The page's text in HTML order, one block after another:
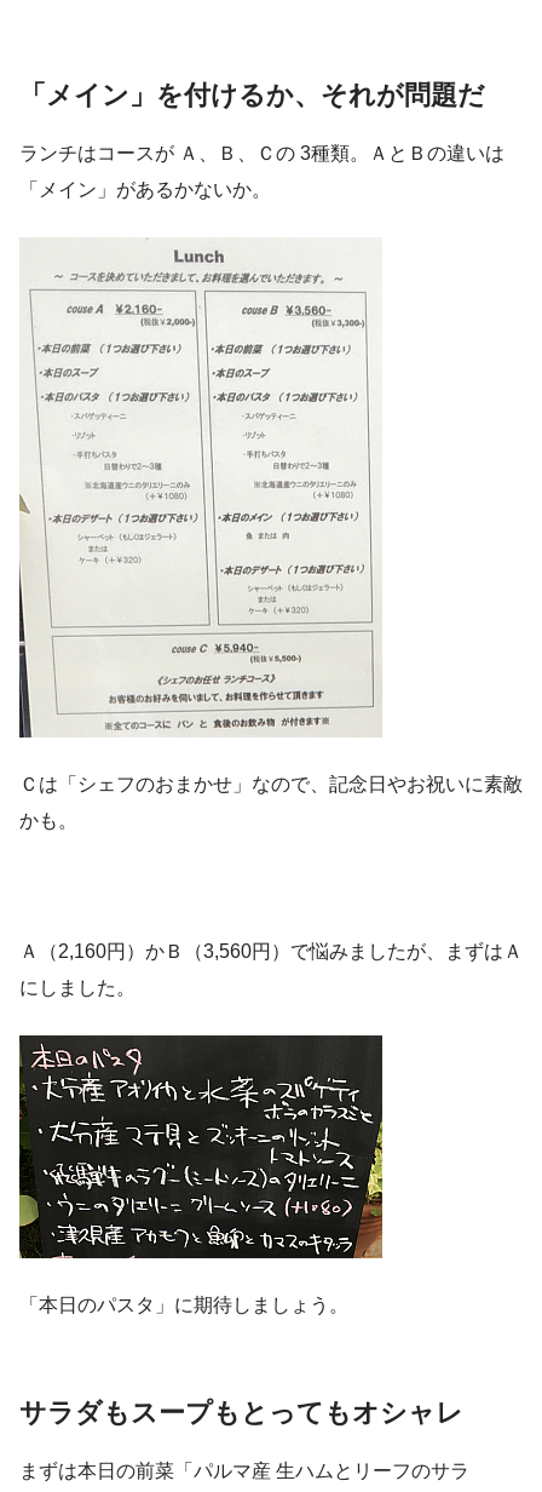
「メイン」を付けるか、それが問題だ
ランチはコースが Ａ、Ｂ、Ｃの 3種類。ＡとＢの違いは
「メイン」があるかないか。
Ｃは「シェフのおまかせ」なので、記念日やお祝いに素敵
かも。
Ａ（2,160円）かＢ（3,560円）で悩みましたが、まずはＡ
にしました。
「本日のパスタ」に期待しましょう。
サラダもスープもとってもオシャレ
まずは本日の前菜「パルマ産 生ハムとリーフのサラ